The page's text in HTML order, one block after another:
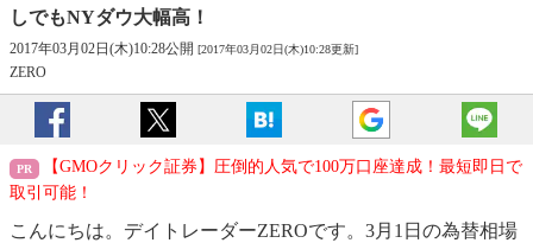
しでもNYダウ大幅高！
2017年03月02日(木)10:28公開 [2017年03月02日(木)10:28更新]
ZERO
【GMOクリック証券】圧倒的人気で100万口座達成！最短即日で
取引可能！
こんにちは。デイトレーダーZEROです。3月1日の為替相場